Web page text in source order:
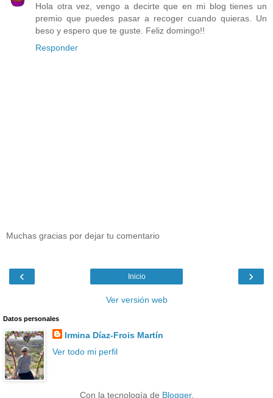
Hola otra vez, vengo a decirte que en mi blog tienes un
premio que puedes pasar a recoger cuando quieras. Un
beso y espero que te guste. Feliz domingo!!
Responder
Muchas gracias por dejar tu comentario
‹ ›
Inicio
Ver versión web
Datos personales
Irmina Díaz-Frois Martín
Ver todo mi perfil
Con la tecnología de Blogger.